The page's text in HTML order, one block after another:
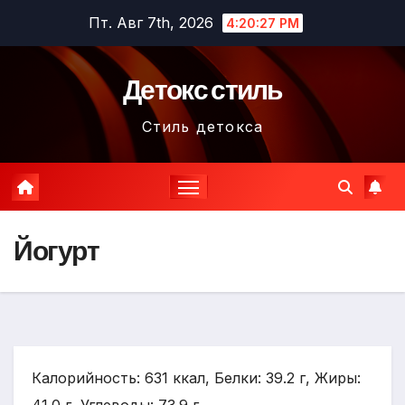
содержимому
Пт. Авг 7th, 2026 4:20:28 PM
Детокс стиль
Стиль детокса
Йогурт
Калорийность: 631 ккал, Белки: 39.2 г, Жиры: